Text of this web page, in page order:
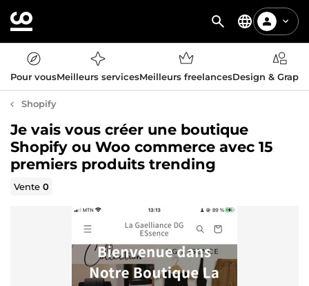
Pour vousMeilleurs servicesMeilleurs freelancesDesign &
Shopify
Je vais vous créer une boutique
Shopify ou Woo commerce avec 15
premiers produits trending
Vente0